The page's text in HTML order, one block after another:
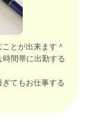
とが出来ます＾
時間帯に出勤する
てもお仕事する